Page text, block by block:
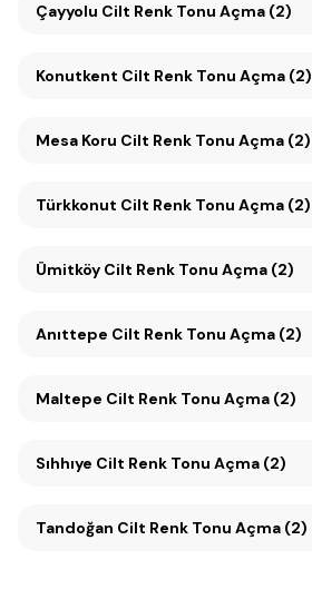
Çayyolu Cilt Renk Tonu Açma (2)
Konutkent Cilt Renk Tonu Açma (2)
Mesa Koru Cilt Renk Tonu Açma (2)
Türkkonut Cilt Renk Tonu Açma (2)
Ümitköy Cilt Renk Tonu Açma (2)
Anıttepe Cilt Renk Tonu Açma (2)
Maltepe Cilt Renk Tonu Açma (2)
Sıhhıye Cilt Renk Tonu Açma (2)
Tandoğan Cilt Renk Tonu Açma (2)